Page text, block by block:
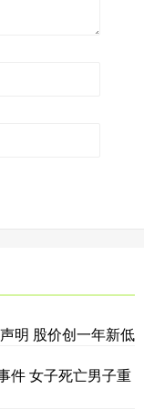
明 股价创一年新低
件 女子死亡男子重